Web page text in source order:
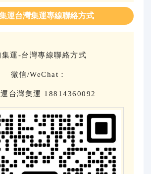
運台灣集運專線聯絡方式
集運-台灣專線聯絡方式
微信/WeChat：
台灣集運 18814360092